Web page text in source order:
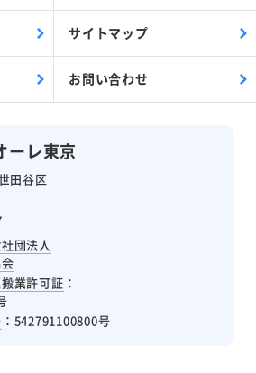
ーレ東京
田谷区
団法人
業許可証 ：
：542791100800号
サイトマップ
お問い合わせ